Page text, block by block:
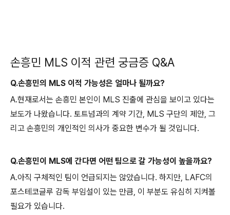
손흥민 MLS 이적 관련 궁금증 Q&A
Q.손흥민의 MLS 이적 가능성은 얼마나 될까요?
A.현재로서는 손흥민 본인이 MLS 진출에 관심을 보이고 있다는
보도가 나왔습니다. 토트넘과의 계약 기간, MLS 구단의 제안, 그
리고 손흥민의 개인적인 의사가 중요한 변수가 될 것입니다.
Q.손흥민이 MLS에 간다면 어떤 팀으로 갈 가능성이 높을까요?
A.아직 구체적인 팀이 언급되지는 않았습니다. 하지만, LAFC의
포스테코글루 감독 부임설이 있는 만큼, 이 부분도 유심히 지켜볼
필요가 있습니다.